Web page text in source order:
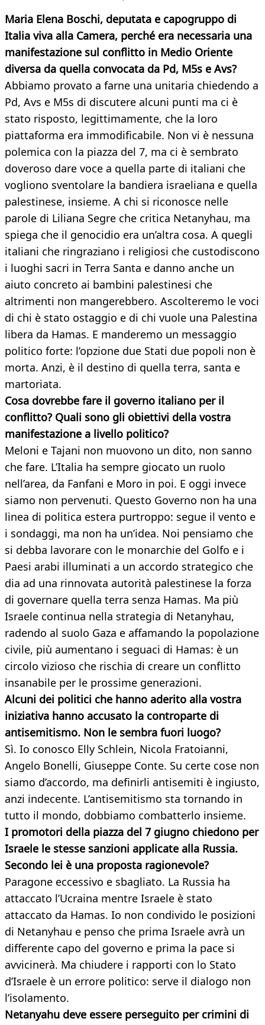
Maria Elena Boschi, deputata e capogruppo di
Italia viva alla Camera, perché era necessaria una
manifestazione sul conflitto in Medio Oriente
diversa da quella convocata da Pd, M5s e Avs?
Abbiamo provato a farne una unitaria chiedendo a
Pd, Avs e M5s di discutere alcuni punti ma ci è
stato risposto, legittimamente, che la loro
piattaforma era immodificabile. Non vi è nessuna
polemica con la piazza del 7, ma ci è sembrato
doveroso dare voce a quella parte di italiani che
vogliono sventolare la bandiera israeliana e quella
palestinese, insieme. A chi si riconosce nelle
parole di Liliana Segre che critica Netanyhau, ma
spiega che il genocidio era un’altra cosa. A quegli
italiani che ringraziano i religiosi che custodiscono
i luoghi sacri in Terra Santa e danno anche un
aiuto concreto ai bambini palestinesi che
altrimenti non mangerebbero. Ascolteremo le voci
di chi è stato ostaggio e di chi vuole una Palestina
libera da Hamas. E manderemo un messaggio
politico forte: l’opzione due Stati due popoli non è
morta. Anzi, è il destino di quella terra, santa e
martoriata.
Cosa dovrebbe fare il governo italiano per il
conflitto? Quali sono gli obiettivi della vostra
manifestazione a livello politico?
Meloni e Tajani non muovono un dito, non sanno
che fare. L’Italia ha sempre giocato un ruolo
nell’area, da Fanfani e Moro in poi. E oggi invece
siamo non pervenuti. Questo Governo non ha una
linea di politica estera purtroppo: segue il vento e
i sondaggi, ma non ha un’idea. Noi pensiamo che
si debba lavorare con le monarchie del Golfo e i
Paesi arabi illuminati a un accordo strategico che
dia ad una rinnovata autorità palestinese la forza
di governare quella terra senza Hamas. Ma più
Israele continua nella strategia di Netanyhau,
radendo al suolo Gaza e affamando la popolazione
civile, più aumentano i seguaci di Hamas: è un
circolo vizioso che rischia di creare un conflitto
insanabile per le prossime generazioni.
Alcuni dei politici che hanno aderito alla vostra
iniziativa hanno accusato la controparte di
antisemitismo. Non le sembra fuori luogo?
Sì. Io conosco Elly Schlein, Nicola Fratoianni,
Angelo Bonelli, Giuseppe Conte. Su certe cose non
siamo d’accordo, ma definirli antisemiti è ingiusto,
anzi indecente. L’antisemitismo sta tornando in
tutto il mondo, dobbiamo combatterlo insieme.
I promotori della piazza del 7 giugno chiedono per
Israele le stesse sanzioni applicate alla Russia.
Secondo lei è una proposta ragionevole?
Paragone eccessivo e sbagliato. La Russia ha
attaccato l’Ucraina mentre Israele è stato
attaccato da Hamas. Io non condivido le posizioni
di Netanyhau e penso che prima Israele avrà un
differente capo del governo e prima la pace si
avvicinerà. Ma chiudere i rapporti con lo Stato
d’Israele è un errore politico: serve il dialogo non
l’isolamento.
Netanyahu deve essere perseguito per crimini di